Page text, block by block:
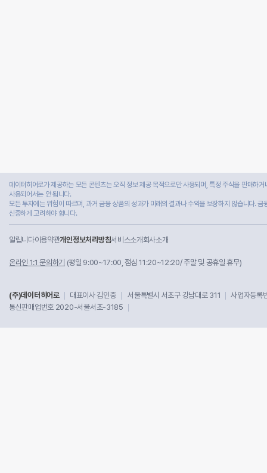
데이터히어로가 제공하는 모든 콘텐츠는 오직 정보 제공 목적으로만 사용되며, 특정 주식을 판매하
사용되어서는 안 됩니다.
모든 투자에는 위험이 따르며, 과거 금융 상품의 성과가 미래의 결과나 수익을 보장하지 않습니다.
신중하게 고려해야 합니다.
알립니다이용약관개인정보처리방침서비스소개 회사소개
온라인 1:1 문의하기 (평일 9:00~17:00, 점심 11:20~12:20/ 주말 및 공휴일 휴무)
(주)데이터히어로 대표이사 김인중 서울특별시 서초구 강남대로 311
사업자등
통신판매업번호 2020-서울서초-3185